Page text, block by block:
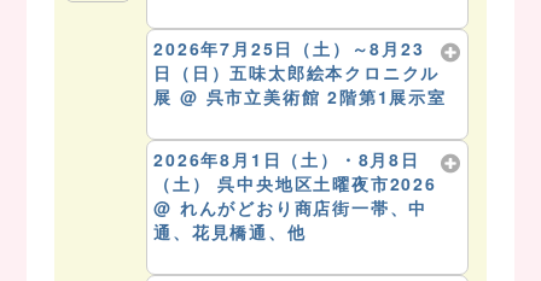
2026年7月25日（土）～8月23
日（日）五味太郎絵本クロニクル
展 @ 呉市立美術館 2階第1展示室
2026年8月1日（土）・8月8日
（土） 呉中央地区土曜夜市2026
@ れんがどおり商店街一帯、中
通、花見橋通、他